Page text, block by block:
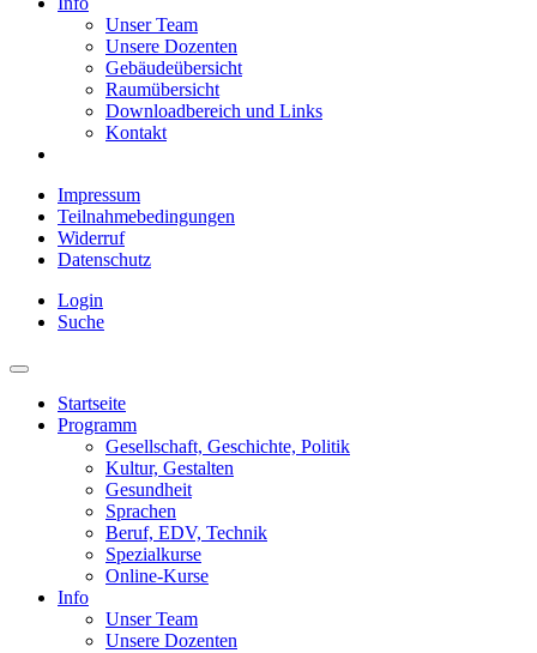
Unser Team
Unsere Dozenten
Gebäudeübersicht
Raumübersicht
Downloadbereich und Links
Kontakt
Impressum
Teilnahmebedingungen
Widerruf
Datenschutz
Login
Suche
Startseite
Programm
Gesellschaft, Geschichte, Politik
Kultur, Gestalten
Gesundheit
Sprachen
Beruf, EDV, Technik
Spezialkurse
Online-Kurse
Info
Unser Team
Unsere Dozenten